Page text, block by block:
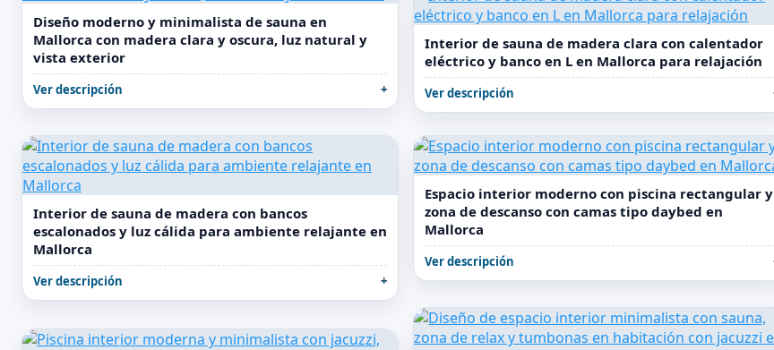
Diseño moderno y minimalista de sauna en
Mallorca con madera clara y oscura, luz natural y
vista exterior
Ver descripción
Interior de sauna de madera clara con calentador
eléctrico y banco en L en Mallorca para relajación
Ver descripción
Interior de sauna de madera con bancos
escalonados y luz cálida para ambiente relajante en
Mallorca
Ver descripción
Espacio interior moderno con piscina rectangular y
zona de descanso con camas tipo daybed en
Mallorca
Ver descripción